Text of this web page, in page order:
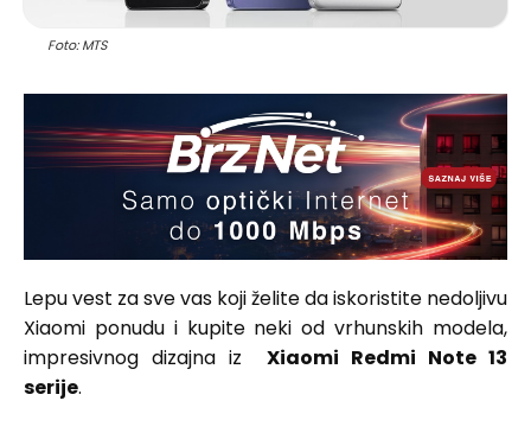
Foto: MTS
Lepu vest za sve vas koji želite da iskoristite nedoljivu
Xiaomi ponudu i kupite neki od vrhunskih modela,
impresivnog dizajna izXiaomi Redmi Note 13
serije.